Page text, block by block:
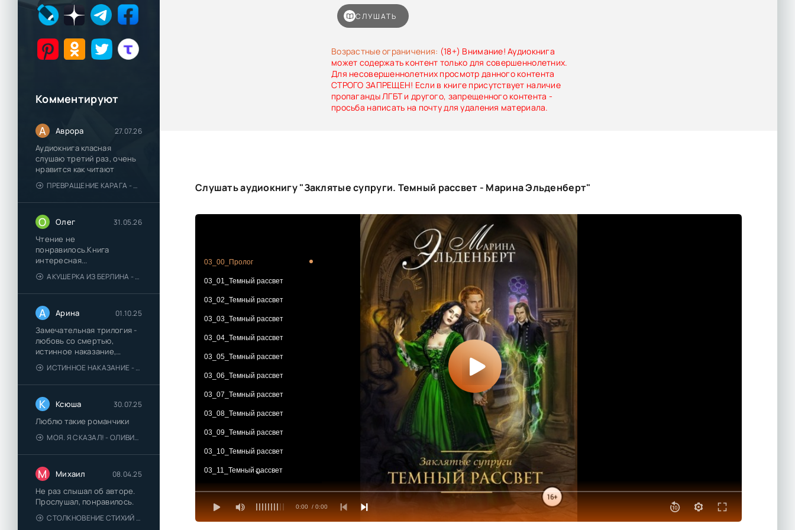
Комментируют
А Аврора 27.07.26
Аудиокнига класная
слушаю третий раз, очень
нравится как читают
ПРЕВРАЩЕНИЕ КАРАГА - КАТЯ БРАНДИС
О Олег 31.05.26
Чтение не
понравилось.Книга
интересная...
АКУШЕРКА ИЗ БЕРЛИНА - АННА СТЮАРТ
А Арина 01.10.25
Замечательная трилогия -
любовь со смертью,
истинное наказание,
любимая для монстра -
понравились
ИСТИННОЕ НАКАЗАНИЕ - ОЛЬГА ГУСЕЙНОВА
К Ксюша 30.07.25
Люблю такие романчики
МОЯ. Я СКАЗАЛ! - ОЛИВИЯ ЛЕЙК
М Михаил 08.04.25
Не раз слышал об авторе.
Прослушал, понравилось.
СТОЛКНОВЕНИЕ СТИХИЙ - ВАЛЕРИЙ ГУМИНСКИЙ
Возрастные ограничения: (18+) Внимание! Аудиокнига
может содержать контент только для совершеннолетних.
Для несовершеннолетних просмотр данного контента
СТРОГО ЗАПРЕЩЕН! Если в книге присутствует наличие
пропаганды ЛГБТ и другого, запрещенного контента -
просьба написать на почту для удаления материала.
СЛУШАТЬ
Слушать аудиокнигу "Заклятые супруги. Темный рассвет - Марина Эльденберт"
0:00 / 0:00
03_00_Пролог
03_01_Темный рассвет
03_02_Темный рассвет
03_03_Темный рассвет
03_04_Темный рассвет
03_05_Темный рассвет
03_06_Темный рассвет
03_07_Темный рассвет
03_08_Темный рассвет
03_09_Темный рассвет
03_10_Темный рассвет
03_11_Темный рассвет
03_12_Темный рассвет
03_13_Темный рассвет